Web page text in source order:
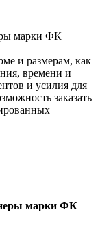
марки ФК
и размерам, как
времени и
и усилия для
заказать
марки ФК